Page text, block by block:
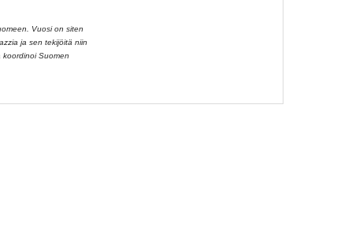
Vuosi on siten
ja sen tekijöitä niin
koordinoi Suomen